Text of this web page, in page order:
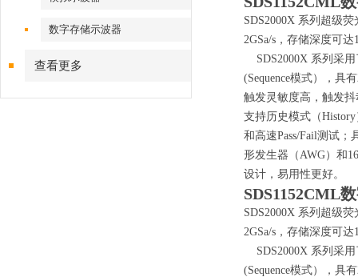
数字存储示波器
查看更多
SDS2000X 系列超级
2GSa/s，存储深度可
SDS2000X 系列采用
(Sequence模式），具
触发灵敏度高，触发
支持历史模式（History
和高速Pass/Fail测试
形发生器（AWG）和
设计，易用性更好。
SDS1152CML
SDS2000X 系列超级
2GSa/s，存储深度可
SDS2000X 系列采用
(Sequence模式），具